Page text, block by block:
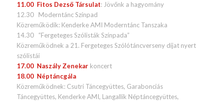
11.00 Fitos Dezső Társulat: Jövőnk a hagyomány
12.30 Moderntánc Színpad
Közreműködik: Kenderke AMI Moderntánc Tanszaka
14.30 “Fergeteges Szólisták Színpada”
Közreműködnek a 21. Fergeteges Szólótáncverseny díjat nyert
szólistái
17.00 Naszály Zenekarkoncert
18.00 Néptáncgála
Közreműködnek: Csutri Táncegyüttes, Garabonciás
Táncegyüttes, Kenderke AMI, Langallik Néptáncegyüttes,